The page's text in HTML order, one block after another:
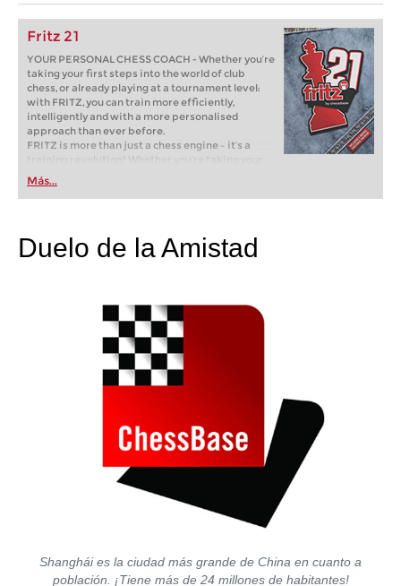
Fritz 21
YOUR PERSONAL CHESS COACH - Whether you’re
taking your first steps into the world of club
chess, or already playing at a tournament level:
with FRITZ, you can train more efficiently,
intelligently and with a more personalised
approach than ever before.
FRITZ is more than just a chess engine – it’s a
training revolution! Whether you’re taking your
first steps into the world of club chess, or already
playing at a tournament level: with FRITZ, you can
train more efficiently, intelligently and with a
Más...
Duelo de la Amistad
Shanghái es la ciudad más grande de China en cuanto a
población. ¡Tiene más de 24 millones de habitantes!